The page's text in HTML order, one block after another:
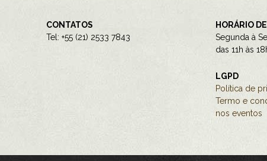
CONTATOS
Tel: +55 (21) 2533 7843
HORÁRIO
Segunda à
das 11h às
LGPD
Política de
Termo e
nos eventos